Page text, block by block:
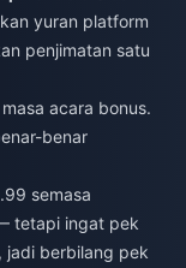
yuran platform
penjimatan satu
acara bonus.
benar
semasa
tetapi ingat pek
jadi berbilang pek